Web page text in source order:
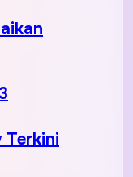
Terkini